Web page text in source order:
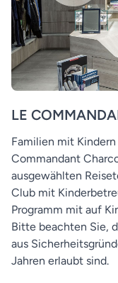
LE
Familien mit
Commandant
ausgewählten
Club mit
Programm mit auf
Bitte beachten Sie,
aus
Jahren erlaubt sind.